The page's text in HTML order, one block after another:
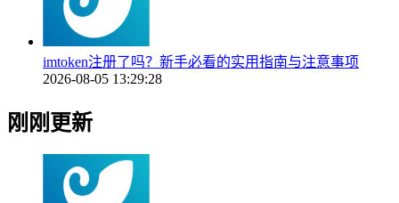
imtoken注册了吗？新手必看的实用指南与注意事项
2026-08-05 13:29:28
刚刚更新